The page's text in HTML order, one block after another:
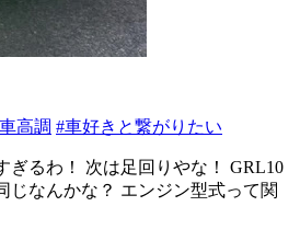
高調 #車好きと繋がりたい
ぎるわ！ 次は足回りやな！ GRL10
じなんかな？ エンジン型式って関